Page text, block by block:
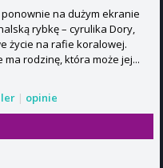
na dużym ekranie
rybkę – cyrulika Dory,
życie na rafie koralowej.
rodzinę, która może jej...
| opinie